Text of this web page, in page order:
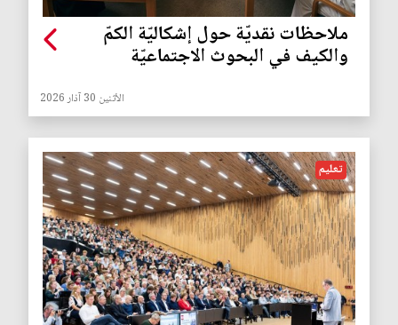
ملاحظات نقديّة حول إشكاليّة الكمّ
والكيف في البحوث الاجتماعيّة
الأثنين 30 آذار 2026
تعليم